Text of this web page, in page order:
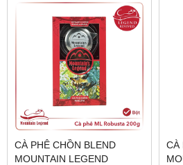
CÀ PHÊ CHỒN BLEND
MOUNTAIN LEGEND
CÀ